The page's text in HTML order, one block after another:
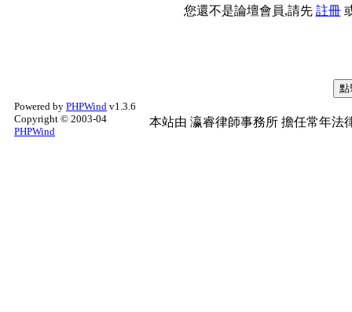
您還不是論壇會員,請先 註冊
Powered by PHPWind v1.3.6
Copyright © 2003-04
PHPWind
本站由 瀛睿律師事務所 擔任常年法